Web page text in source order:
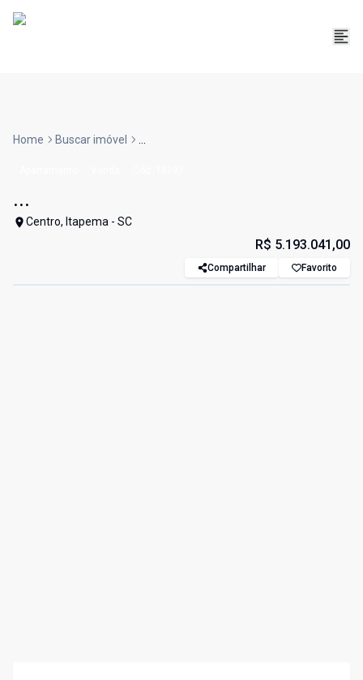
Home Buscar imóvel ...
...
Centro, Itapema - SC
R$ 5.193.041,00
Compartilhar Favorito